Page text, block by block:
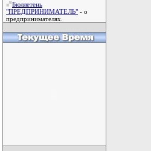
Бюллетень
"ПРЕДПРИНИМАТЕЛЬ" - о
предпринимателях.